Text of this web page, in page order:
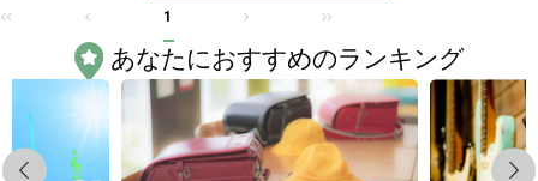
1
あなたにおすすめのランキング
Previous Next